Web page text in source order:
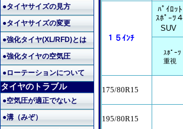
●タイヤサイズの見方
●タイヤサイズの変更
●強化タイヤ(XL/RFD)とは
●強化タイヤの空気圧
●ローテーションについて
タイヤのトラブル
●空気圧が適正でないと
●溝（みぞ）
１５ｲﾝﾁ
ﾊﾟｲﾛｯﾄ
ｽﾎﾟｰﾂ４
SUV
ｽﾎﾟｰﾂ
重視
175/80R15
195/80R15